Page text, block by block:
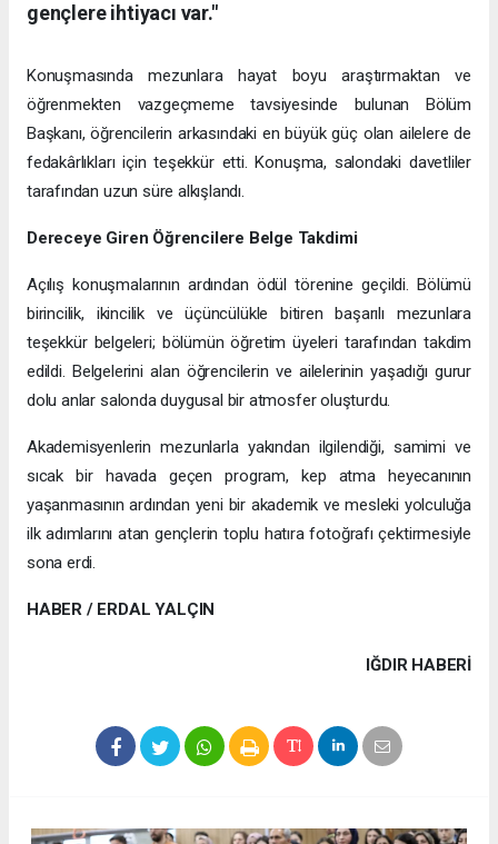
gençlere ihtiyacı var."
Konuşmasında mezunlara hayat boyu araştırmaktan ve
öğrenmekten vazgeçmeme tavsiyesinde bulunan Bölüm
Başkanı, öğrencilerin arkasındaki en büyük güç olan ailelere de
fedakârlıkları için teşekkür etti. Konuşma, salondaki davetliler
tarafından uzun süre alkışlandı.
Dereceye Giren Öğrencilere Belge Takdimi
Açılış konuşmalarının ardından ödül törenine geçildi. Bölümü
birincilik, ikincilik ve üçüncülükle bitiren başarılı mezunlara
teşekkür belgeleri; bölümün öğretim üyeleri tarafından takdim
edildi. Belgelerini alan öğrencilerin ve ailelerinin yaşadığı gurur
dolu anlar salonda duygusal bir atmosfer oluşturdu.
Akademisyenlerin mezunlarla yakından ilgilendiği, samimi ve
sıcak bir havada geçen program, kep atma heyecanının
yaşanmasının ardından yeni bir akademik ve mesleki yolculuğa
ilk adımlarını atan gençlerin toplu hatıra fotoğrafı çektirmesiyle
sona erdi.
HABER / ERDAL YALÇIN
IĞDIR HABERİ